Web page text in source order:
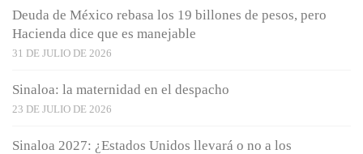
Deuda de México rebasa los 19 billones de pesos, pero
Hacienda dice que es manejable
31 DE JULIO DE 2026
Sinaloa: la maternidad en el despacho
23 DE JULIO DE 2026
Sinaloa 2027: ¿Estados Unidos llevará o no a los